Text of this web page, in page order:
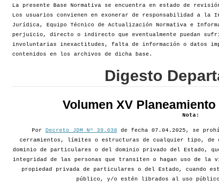
La presente Base Normativa se encuentra en estado de
Los usuarios convienen en exonerar de responsabilidad a la
Jurídica, Equipo Técnico de Actualización Normativa e
perjuicio, directo o indirecto que eventualmente puedan
involuntarias inexactitudes, falta de información o datos
contenidos en los archivos de dicha base.
Digesto
Volumen XV
Nota:
Por Decreto JDM Nº 39.038 de fecha 07.04.2025, se
cerramientos, límites o estructuras de cualquier tipo, de
dominio de particulares o del dominio privado del Estado,
integridad de las personas que transiten o hagan uso de la
propiedad privada de particulares o del Estado, cuando
público, y/o estén librados al uso